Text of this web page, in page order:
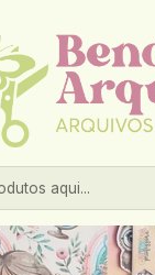
desconto ao
comemorativas
Dia
Dia dos Professores